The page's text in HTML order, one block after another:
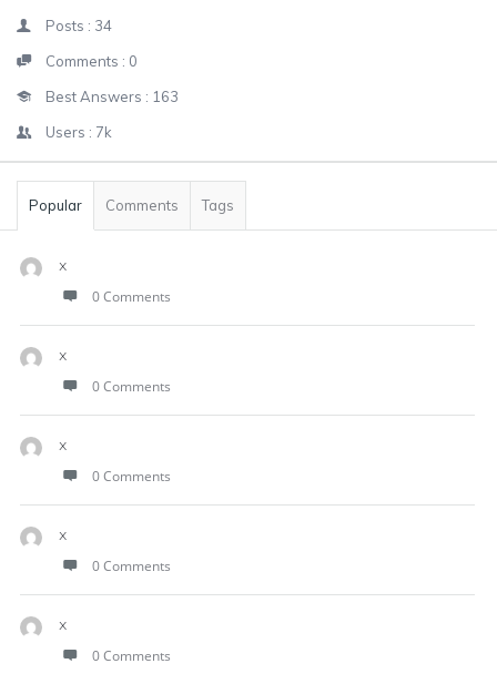
Posts : 34
Comments : 0
Best Answers : 163
Users : 7k
Popular Comments Tags
x
0 Comments
x
0 Comments
x
0 Comments
x
0 Comments
x
0 Comments